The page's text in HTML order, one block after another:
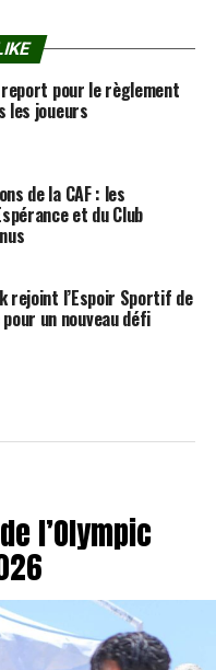
report pour le règlement
les joueurs
de la CAF : les
et du Club
rejoint l’Espoir Sportif de
un nouveau défi
l’Olympic